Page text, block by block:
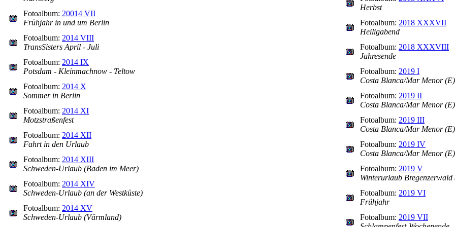
Fotoalbum: 20014 VII
Frühjahr in und um Berlin
Fotoalbum: 2014 VIII
TransSisters April - Juli
Fotoalbum: 2014 IX
Potsdam - Kleinmachnow - Teltow
Fotoalbum: 2014 X
Sommer in Berlin
Fotoalbum: 2014 XI
Motzstraßenfest
Fotoalbum: 2014 XII
Fahrt in den Urlaub
Fotoalbum: 2014 XIII
Schweden-Urlaub (Baden im Meer)
Fotoalbum: 2014 XIV
Schweden-Urlaub (an der Westküste)
Fotoalbum: 2014 XV
Schweden-Urlaub (Värmland)
Herbst
Fotoalbum: 2018 XXXVII
Heiligabend
Fotoalbum: 2018 XXXVIII
Jahresende
Fotoalbum: 2019 I
Costa Blanca/Mar Menor
Fotoalbum: 2019 II
Costa Blanca/Mar Menor
Fotoalbum: 2019 III
Costa Blanca/Mar Menor
Fotoalbum: 2019 IV
Costa Blanca/Mar Menor
Fotoalbum: 2019 V
Winterurlaub Bregenzerwald
Fotoalbum: 2019 VI
Frühjahr
Fotoalbum: 2019 VII